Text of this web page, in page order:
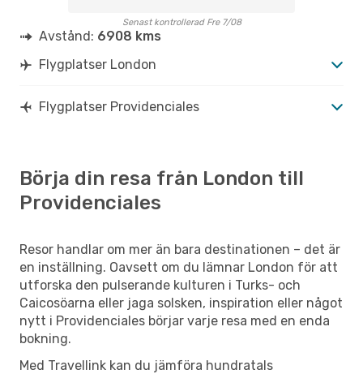
Senast kontrollerad Fre 7/08
Avstånd: 6908 kms
Flygplatser London
Flygplatser Providenciales
Börja din resa från London till
Providenciales
Resor handlar om mer än bara destinationen – det är
en inställning. Oavsett om du lämnar London för att
utforska den pulserande kulturen i Turks- och
Caicosöarna eller jaga solsken, inspiration eller något
nytt i Providenciales börjar varje resa med en enda
bokning.
Med Travellink kan du jämföra hundratals